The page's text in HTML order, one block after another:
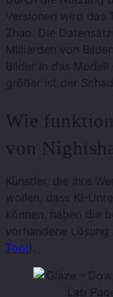
Versionen wird das
Zhao. Die
Milliarden von
Bilder in das
größer ist der
Wie
von
Künstler, die ihre
wollen, dass KI-
können, haben die
vorhandene Lösung
Tool).